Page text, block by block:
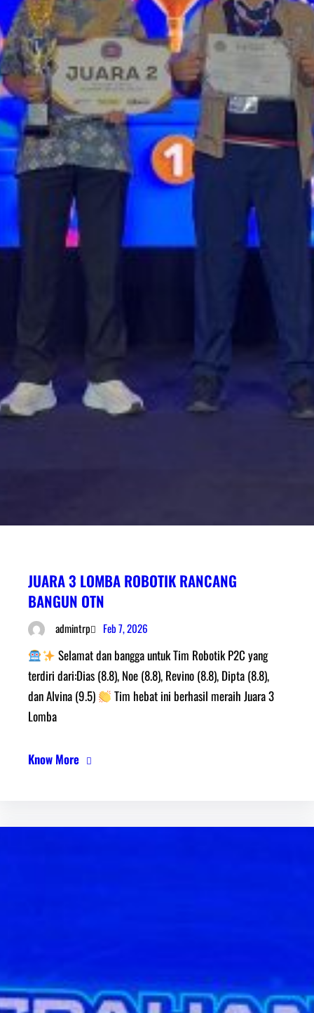
JUARA 3 LOMBA ROBOTIK RANCANG
BANGUN OTN
admintrp Feb 7, 2026
Selamat dan bangga untuk Tim Robotik P2C yang
terdiri dari:Dias (8.8), Noe (8.8), Revino (8.8), Dipta (8.8),
dan Alvina (9.5)
Tim hebat ini berhasil meraih Juara 3
Lomba
Know More